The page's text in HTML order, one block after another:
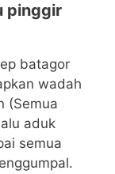
pinggir
batagor
wadah
(Semua
aduk
semua